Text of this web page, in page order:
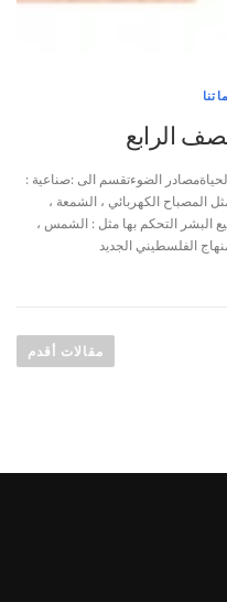
الرابع
الضوءتقسم الى :صناعية :
المصباح الكهربائي ، الشمعة ،
البشر التحكم بها مثل : الشمس ،
الفلسطيني الجديد
مقالات أقدم